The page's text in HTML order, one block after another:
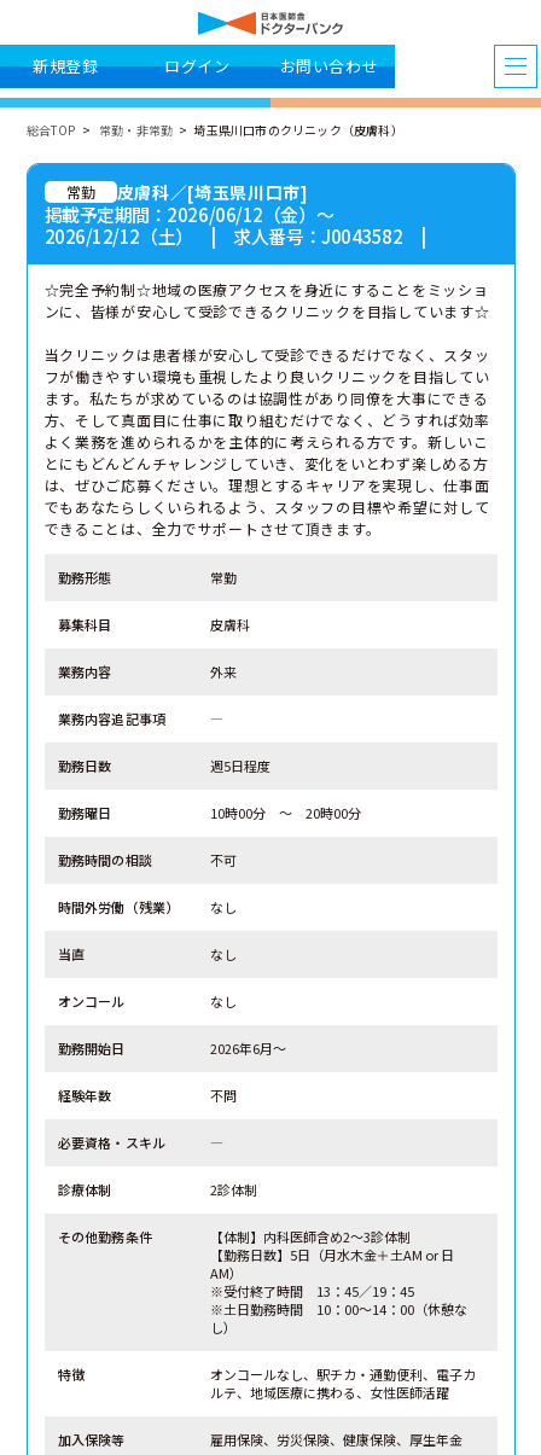
新規登録 ログイン お問い合わせ
総合TOP 常勤・非常勤 埼玉県川口市のクリニック（皮膚科）
常勤 皮膚科／[埼玉県川口市]
掲載予定期間：2026/06/12（金）〜
2026/12/12（土） | 求人番号：J0043582 |
☆完全予約制☆地域の医療アクセスを身近にすることをミッショ
ンに、皆様が安心して受診できるクリニックを目指しています☆
当クリニックは患者様が安心して受診できるだけでなく、スタッ
フが働きやすい環境も重視したより良いクリニックを目指してい
ます。私たちが求めているのは協調性があり同僚を大事にできる
方、そして真面目に仕事に取り組むだけでなく、どうすれば効率
よく業務を進められるかを主体的に考えられる方です。新しいこ
とにもどんどんチャレンジしていき、変化をいとわず楽しめる方
は、ぜひご応募ください。理想とするキャリアを実現し、仕事面
でもあなたらしくいられるよう、スタッフの目標や希望に対して
できることは、全力でサポートさせて頂きます。
勤務形態 常勤
募集科目 皮膚科
業務内容 外来
業務内容追記事項 ―
勤務日数 週5日程度
勤務曜日 10時00分 ～ 20時00分
勤務時間の相談 不可
時間外労働（残業） なし
当直 なし
オンコール なし
勤務開始日 2026年6月～
経験年数 不問
必要資格・スキル ―
診療体制 2診体制
その他勤務条件
【体制】内科医師含め2～3診体制
【勤務日数】5日（月水木金＋土AM or 日
AM）
※受付終了時間 13：45／19：45
※土日勤務時間 10：00～14：00（休憩な
し）
特徴
オンコールなし、駅チカ・通勤便利、電子カ
ルテ、地域医療に携わる、女性医師活躍
加入保険等 雇用保険、労災保険、健康保険、厚生年金